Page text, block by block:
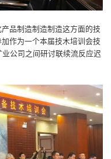
品制造制造制造这方面的技
作为一个本届技木培训会技
公司之间研讨联续流反应迟